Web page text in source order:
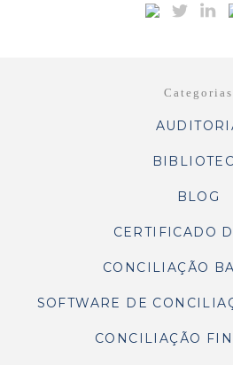
Categorias
BLOG
CERTIFICADO
CONCILIAÇÃO
SOFTWARE DE
CONCILIAÇÃO